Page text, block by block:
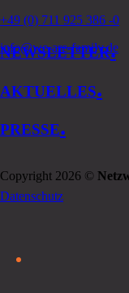
+49 (0) 711 925 386 -0
info@we-are-family.de
NEWSLETTER.
AKTUELLES.
PRESSE.
Copyright 2026 ©
Datenschutz